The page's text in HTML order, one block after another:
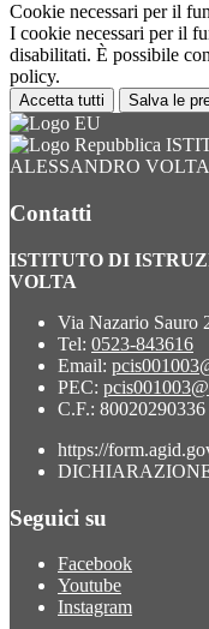
Cookie necessari per il
I cookie necessari per il
disabilitati. È possibile
policy.
Accetta tutti Salva le
ALESSANDRO VOLTA
Contatti
ISTITUTO DI
VOLTA
Via Nazario Sauro
Tel: 0523-843616
Email:
PEC:
C.F.: 80020290336
https://
Seguici su
Facebook
Youtube
Instagram